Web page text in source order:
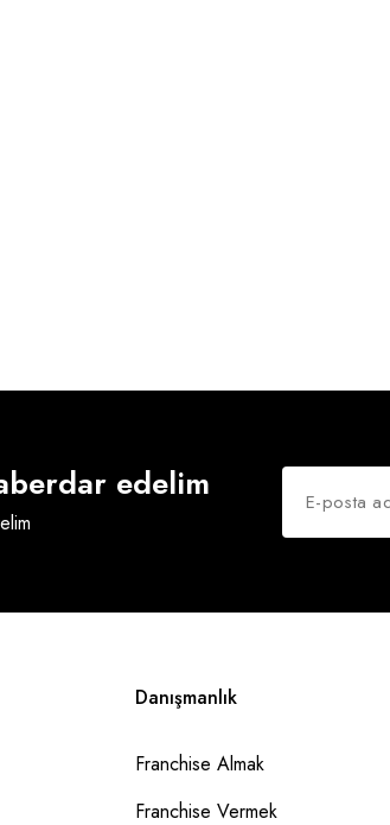
edelim
Danışmanlık
Franchise Almak
Franchise Vermek